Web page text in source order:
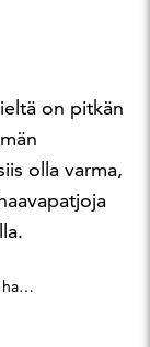
on pitkän
olla varma,
Patjalla haavoja vastaan